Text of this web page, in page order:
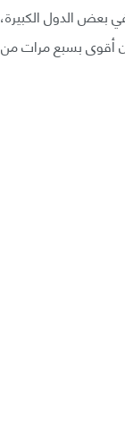
بعض الدول الكبيرة،
أقوى بسبع مرات من